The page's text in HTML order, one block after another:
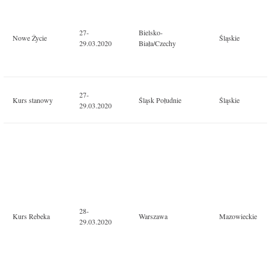
Nowe Życie
27-
29.03.2020
Bielsko-
Biała/Czechy
Śląskie
Kurs stanowy
27-
29.03.2020
Śląsk Południe Śląskie
Kurs Rebeka
28-
29.03.2020
Warszawa Mazowieckie